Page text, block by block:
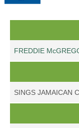
FREDDIE
SINGS JAMAICAN